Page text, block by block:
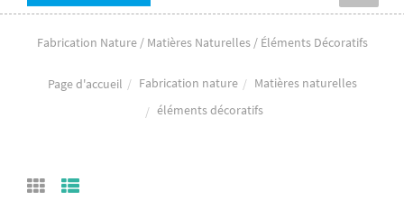
Fabrication Nature / Matières Naturelles / Éléments Décoratifs
Page d'accueil Fabrication nature
Matières naturelles
éléments décoratifs